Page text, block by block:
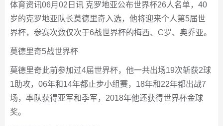
体育资讯06月02日讯 克罗地亚公布世界杯26人名单，40
岁的克罗地亚队长莫德里奇入选，他将迎来个人第5届世
界杯，参赛次数仅次于6战世界杯的梅西、C罗、奥乔亚。
莫德里奇5战世界杯
莫德里奇此前参加过4届世界杯，他一共出场19次斩获2球
1助攻，06年和14年都止步小组赛，18年和22年都出战7
场，率队获得亚军和季军，2018年他还获得世界杯金球
奖。